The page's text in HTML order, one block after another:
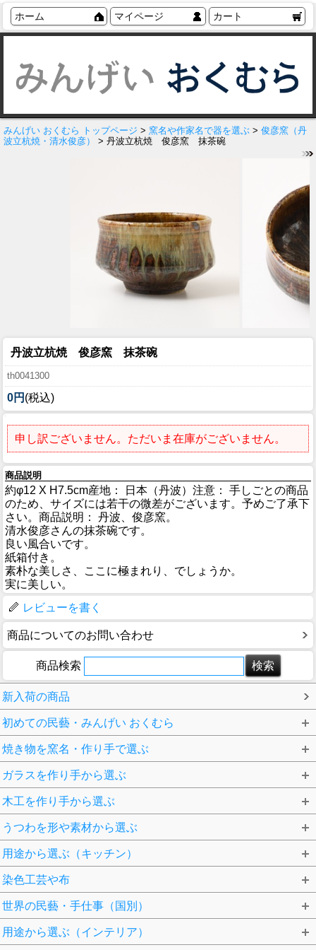
ホーム マイページ カート
みんげい おくむら トップページ > 窯名や作家名で器を選ぶ > 俊彦窯（丹
波立杭焼・清水俊彦）
> 丹波立杭焼 俊彦窯 抹茶碗
丹波立杭焼 俊彦窯 抹茶碗
th0041300
0円 (税込)
申し訳ございません。ただいま在庫がございません。
商品説明
約φ12 X H7.5cm産地： 日本（丹波）注意： 手しごとの商品
のため、サイズには若干の微差がございます。予めご了承下
さい。商品説明： 丹波、俊彦窯。
清水俊彦さんの抹茶碗です。
良い風合いです。
紙箱付き。
素朴な美しさ、ここに極まれり、でしょうか。
実に美しい。
レビューを書く
商品についてのお問い合わせ
商品検索
新入荷の商品
初めての民藝・みんげい おくむら
焼き物を窯名・作り手で選ぶ
ガラスを作り手から選ぶ
木工を作り手から選ぶ
うつわを形や素材から選ぶ
用途から選ぶ（キッチン）
染色工芸や布
世界の民藝・手仕事（国別）
用途から選ぶ（インテリア）